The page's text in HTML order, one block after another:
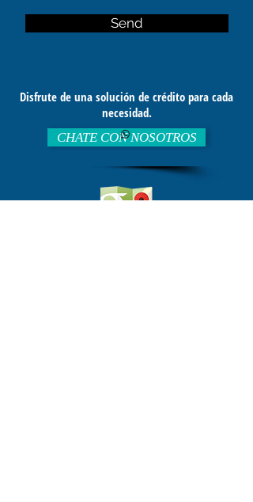
Send
Disfrute de una solución de crédito para cada
necesidad.
CHATE CON NOSOTROS